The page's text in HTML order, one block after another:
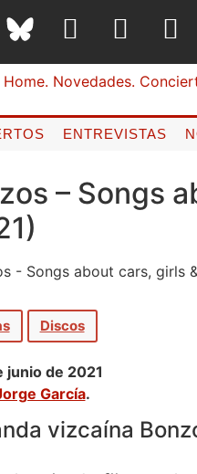
ENTREVISTAS
– Songs
Discos
junio de 2021
García.
vizcaína